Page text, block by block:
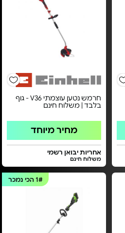
חרמש נטען עוצמתי V36 - גוף
בלבד | משלוח חינם
מחיר מיוחד
אחריות יבואן רשמי
משלוח חינם
1#הכי נמכר